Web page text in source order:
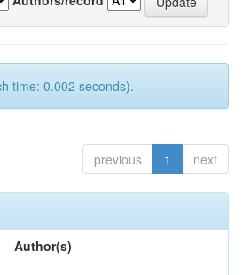
time: 0.002 seconds).
previous 1 next
Author(s)